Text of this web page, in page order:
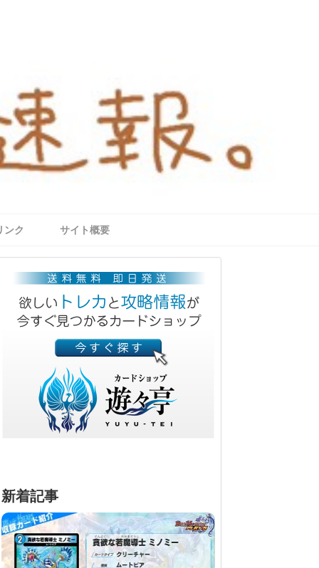
ンク サイト概要
新着記事